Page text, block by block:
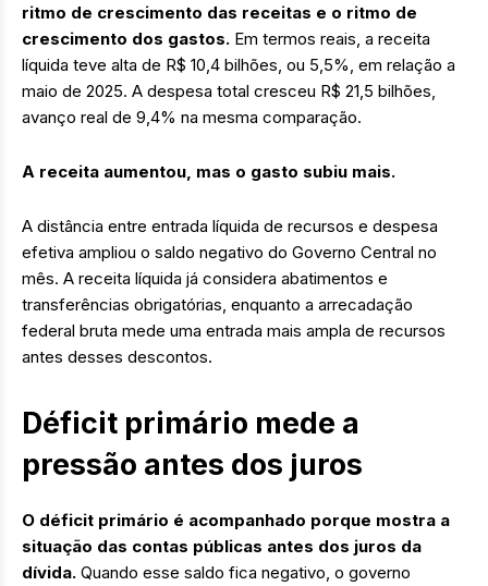
ritmo de crescimento das receitas e o ritmo de
crescimento dos gastos. Em termos reais, a receita
líquida teve alta de R$ 10,4 bilhões, ou 5,5%, em relação a
maio de 2025. A despesa total cresceu R$ 21,5 bilhões,
avanço real de 9,4% na mesma comparação.
A receita aumentou, mas o gasto subiu mais.
A distância entre entrada líquida de recursos e despesa
efetiva ampliou o saldo negativo do Governo Central no
mês. A receita líquida já considera abatimentos e
transferências obrigatórias, enquanto a arrecadação
federal bruta mede uma entrada mais ampla de recursos
antes desses descontos.
Déficit primário mede a
pressão antes dos juros
O déficit primário é acompanhado porque mostra a
situação das contas públicas antes dos juros da
dívida. Quando esse saldo fica negativo, o governo